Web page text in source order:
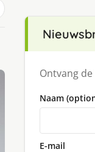
Ontvang
Naam
E-mail